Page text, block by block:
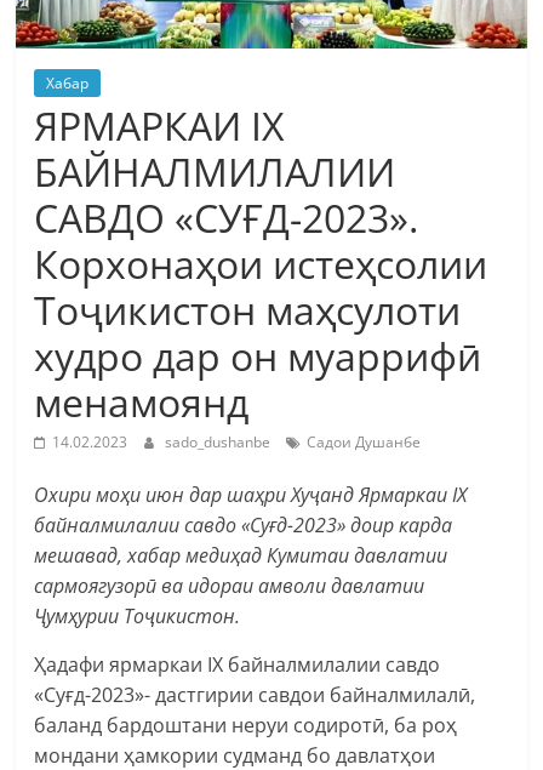
Хабар
ЯРМАРКАИ IX
БАЙНАЛМИЛАЛИИ
САВДО «СУҒД-2023».
Корхонаҳои истеҳсолии
Тоҷикистон маҳсулоти
худро дар он муаррифӣ
менамоянд
14.02.2023 sado_dushanbe Садои Душанбе
Охири моҳи июн дар шаҳри Хуҷанд Ярмаркаи IX
байналмилалии савдо «Суғд-2023» доир карда
мешавад, хабар медиҳад Кумитаи давлатии
сармоягузорӣ ва идораи амволи давлатии
Ҷумҳурии Тоҷикистон.
Ҳадафи ярмаркаи IX байналмилалии савдо
«Суғд-2023»- дастгирии савдои байналмилалӣ,
баланд бардоштани неруи содиротӣ, ба роҳ
мондани ҳамкории судманд бо давлатҳои